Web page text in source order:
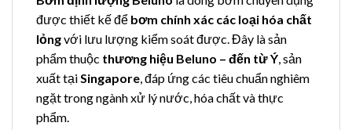
được thiết kế để bơm chính xác các loại hóa chất
lỏngvới lưu lượng kiểm soát được. Đây là sản
phẩm thuộc thương hiệu Beluno – đến từ Ý, sản
xuất tạiSingapore, đáp ứng các tiêu chuẩn nghiêm
ngặt trong ngành xử lý nước, hóa chất và thực
phẩm.